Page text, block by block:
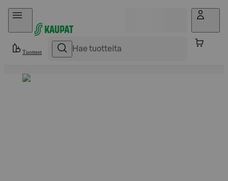
Hyppää sisältöön
Tuotteet